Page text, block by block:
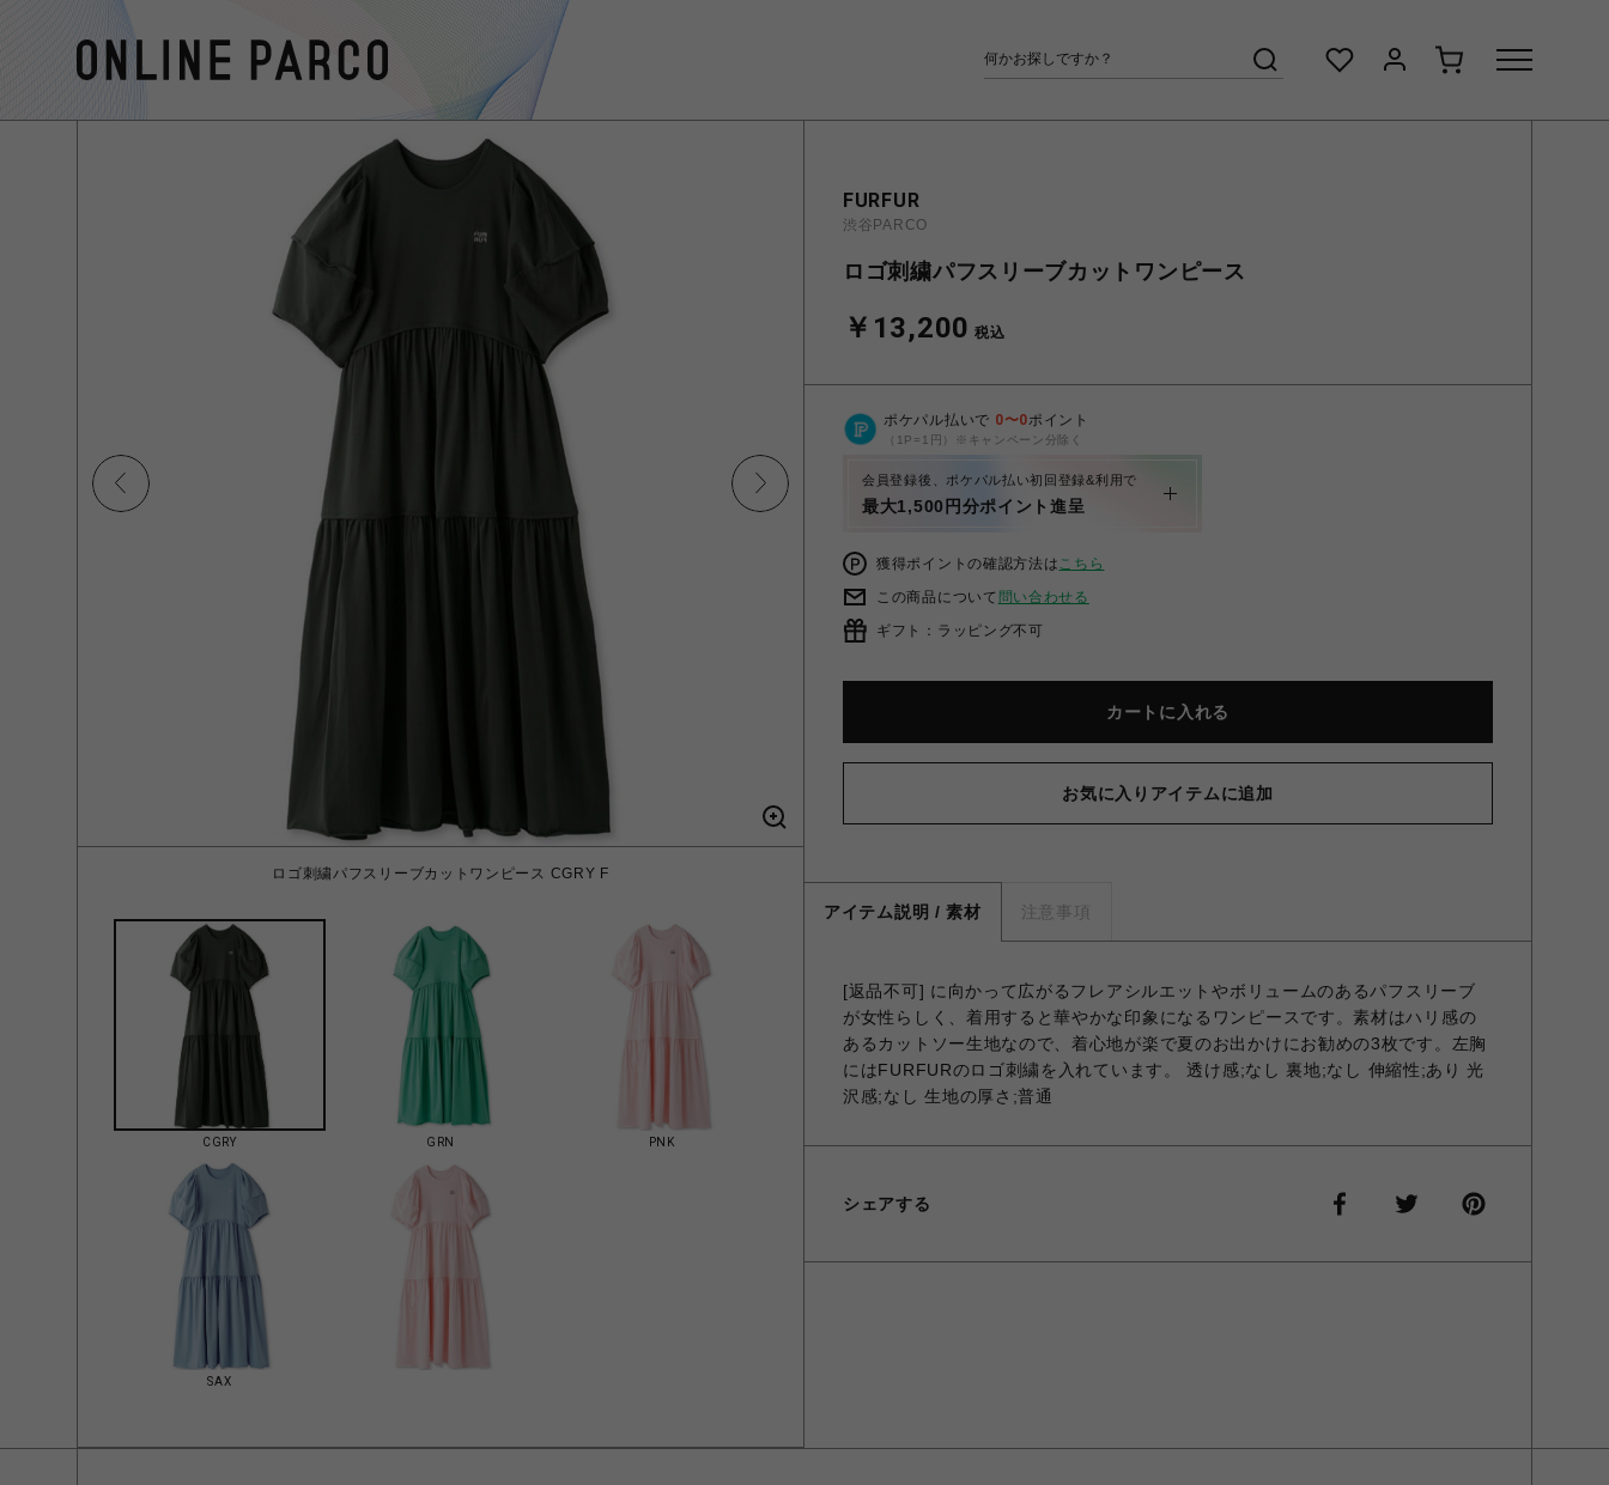
ロゴ刺繍パフスリーブカットワンピース CGRY F
CGRY GRN PNK
SAX
FURFUR
渋谷PARCO
ロゴ刺繍パフスリーブカットワンピース
￥13,200 税込
ポケパル払いで 0〜0ポイント
（1P=1円）※キャンペーン分除く
会員登録後、ポケパル払い初回登録&利用で
最大1,500円分ポイント進呈
獲得ポイントの確認方法はこちら
この商品について 問い合わせる
ギフト：ラッピング不可
カートに入れる
お気に入りアイテムに追加
アイテム説明 / 素材 注意事項
[返品不可] に向かって広がるフレアシルエットやボリュームのあるパフスリーブ
が女性らしく、着用すると華やかな印象になるワンピースです。素材はハリ感の
あるカットソー生地なので、着心地が楽で夏のお出かけにお勧めの3枚です。左胸
にはFURFURのロゴ刺繍を入れています。 透け感;なし 裏地;なし 伸縮性;あり 光
沢感;なし 生地の厚さ;普通
シェアする